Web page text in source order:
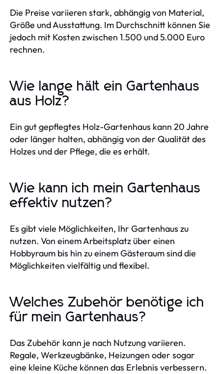
Die Preise variieren stark, abhängig von Material,
Größe und Ausstattung. Im Durchschnitt können Sie
jedoch mit Kosten zwischen 1.500 und 5.000 Euro
rechnen.
Wie lange hält ein Gartenhaus
aus Holz?
Ein gut gepflegtes Holz-Gartenhaus kann 20 Jahre
oder länger halten, abhängig von der Qualität des
Holzes und der Pflege, die es erhält.
Wie kann ich mein Gartenhaus
effektiv nutzen?
Es gibt viele Möglichkeiten, Ihr Gartenhaus zu
nutzen. Von einem Arbeitsplatz über einen
Hobbyraum bis hin zu einem Gästeraum sind die
Möglichkeiten vielfältig und flexibel.
Welches Zubehör benötige ich
für mein Gartenhaus?
Das Zubehör kann je nach Nutzung variieren.
Regale, Werkzeugbänke, Heizungen oder sogar
eine kleine Küche können das Erlebnis verbessern.